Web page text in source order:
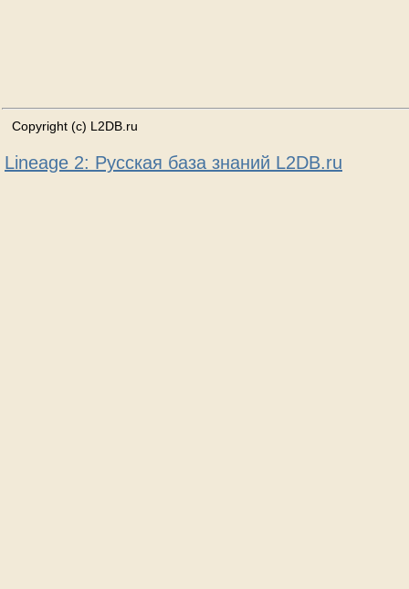
Copyright (c) L2DB.ru
Lineage 2: Русская база знаний L2DB.ru